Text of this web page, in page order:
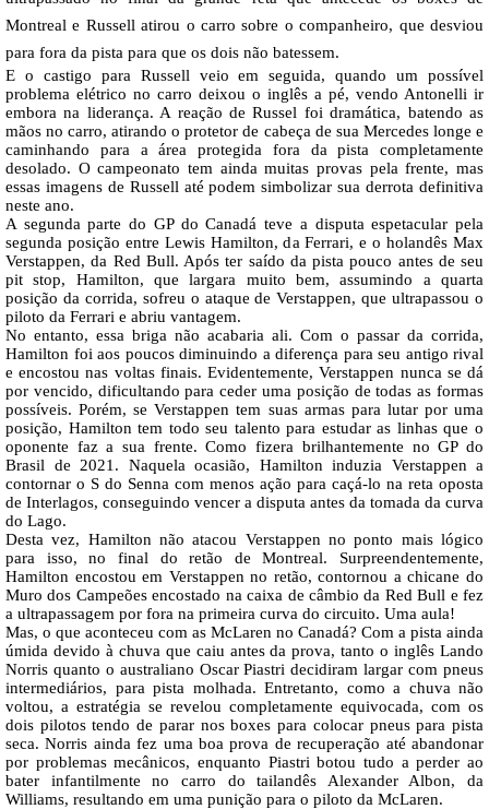
Montreal e Russell atirou o carro sobre o companheiro, que desviou
para fora da pista para que os dois não batessem.
E o castigo para Russell veio em seguida, quando um possível
problema elétrico no carro deixou o inglês a pé, vendo Antonelli ir
embora na liderança. A reação de Russel foi dramática, batendo as
mãos no carro, atirando o protetor de cabeça de sua Mercedes longe e
caminhando para a área protegida fora da pista completamente
desolado. O campeonato tem ainda muitas provas pela frente, mas
essas imagens de Russell até podem simbolizar sua derrota definitiva
neste ano.
A segunda parte do GP do Canadá teve a disputa espetacular pela
segunda posição entre Lewis Hamilton, da Ferrari, e o holandês Max
Verstappen, da Red Bull. Após ter saído da pista pouco antes de seu
pit stop, Hamilton, que largara muito bem, assumindo a quarta
posição da corrida, sofreu o ataque de Verstappen, que ultrapassou o
piloto da Ferrari e abriu vantagem.
No entanto, essa briga não acabaria ali. Com o passar da corrida,
Hamilton foi aos poucos diminuindo a diferença para seu antigo rival
e encostou nas voltas finais. Evidentemente, Verstappen nunca se dá
por vencido, dificultando para ceder uma posição de todas as formas
possíveis. Porém, se Verstappen tem suas armas para lutar por uma
posição, Hamilton tem todo seu talento para estudar as linhas que o
oponente faz a sua frente. Como fizera brilhantemente no GP do
Brasil de 2021. Naquela ocasião, Hamilton induzia Verstappen a
contornar o S do Senna com menos ação para caçá-lo na reta oposta
de Interlagos, conseguindo vencer a disputa antes da tomada da curva
do Lago.
Desta vez, Hamilton não atacou Verstappen no ponto mais lógico
para isso, no final do retão de Montreal. Surpreendentemente,
Hamilton encostou em Verstappen no retão, contornou a chicane do
Muro dos Campeões encostado na caixa de câmbio da Red Bull e fez
a ultrapassagem por fora na primeira curva do circuito. Uma aula!
Mas, o que aconteceu com as McLaren no Canadá? Com a pista ainda
úmida devido à chuva que caiu antes da prova, tanto o inglês Lando
Norris quanto o australiano Oscar Piastri decidiram largar com pneus
intermediários, para pista molhada. Entretanto, como a chuva não
voltou, a estratégia se revelou completamente equivocada, com os
dois pilotos tendo de parar nos boxes para colocar pneus para pista
seca. Norris ainda fez uma boa prova de recuperação até abandonar
por problemas mecânicos, enquanto Piastri botou tudo a perder ao
bater infantilmente no carro do tailandês Alexander Albon, da
Williams, resultando em uma punição para o piloto da McLaren.